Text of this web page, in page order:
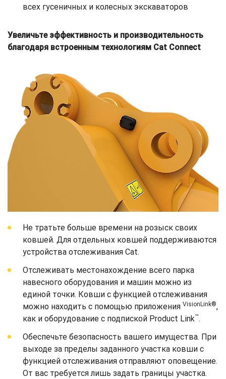
всех гусеничных и колесных экскаваторов
Увеличьте эффективность и производительность
благодаря встроенным технологиям Cat Connect
Не тратьте больше времени на розыск своих
ковшей. Для отдельных ковшей поддерживаются
устройства отслеживания Cat.
Отслеживать местонахождение всего парка
навесного оборудования и машин можно из
единой точки. Ковши с функцией отслеживания
можно находить с помощью приложения VisionLink®,
как и оборудование с подпиской Product Link™.
Обеспечьте безопасность вашего имущества. При
выходе за пределы заданного участка ковши с
функцией отслеживания отправляют оповещение.
От вас требуется лишь задать границы участка.